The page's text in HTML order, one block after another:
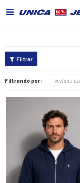

Filtrando por: Vestimenta